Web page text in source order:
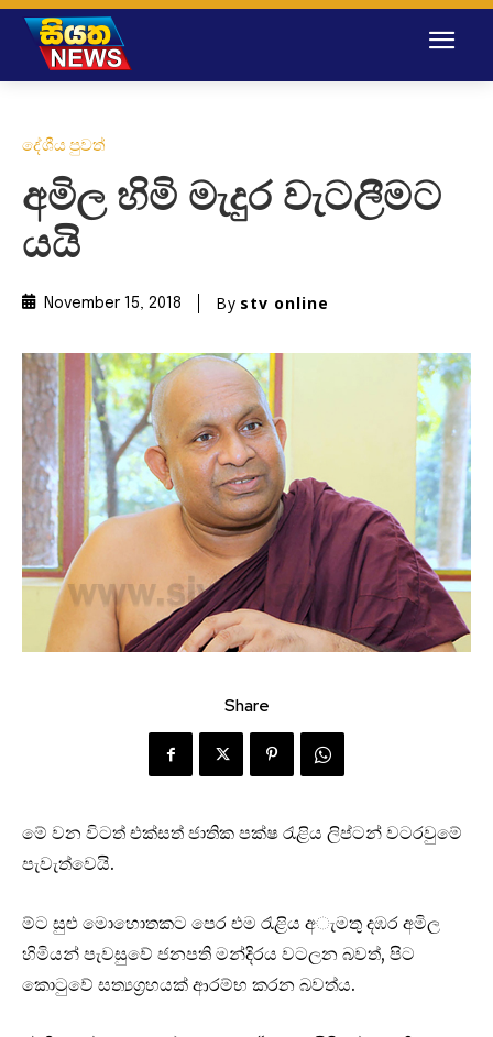
දේශීය පුවත්
අමිල හිමි මැදුර වැටලීමට
යයි
November 15, 2018 By stv online
Share
මේ වන විටත් එක්සත් ජාතික පක්ෂ රැළිය ලිප්ටන් වටරවුමේ
පැවැත්වෙයි.
ම්ට සුළු මොහොතකට පෙර එම රැළිය අැමතු දඹර අමිල
හිමියන් පැවසුවේ ජනපති මන්දිරය වටලන බවත්, පිට
කොටුවේ සත්‍යග්‍රහයක් ආරම්භ කරන බවත්ය.